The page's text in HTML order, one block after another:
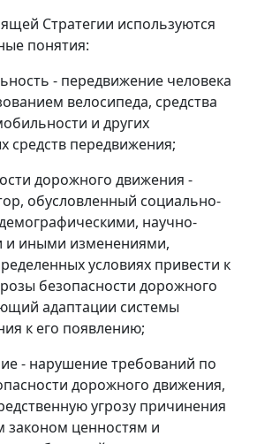
Стратегии используются
понятия:
- передвижение человека
велосипеда, средства
и других
средств передвижения;
дорожного движения -
обусловленный социально-
научно-
и иными изменениями,
условиях привести к
безопасности дорожного
адаптации системы
к его появлению;
- нарушение требований по
дорожного движения,
угрозу причинения
законом ценностям и